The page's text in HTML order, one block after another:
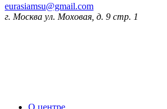
eurasiamsu@gmail.com
г. Москва ул. Моховая, д. 9 стр. 1
О центре